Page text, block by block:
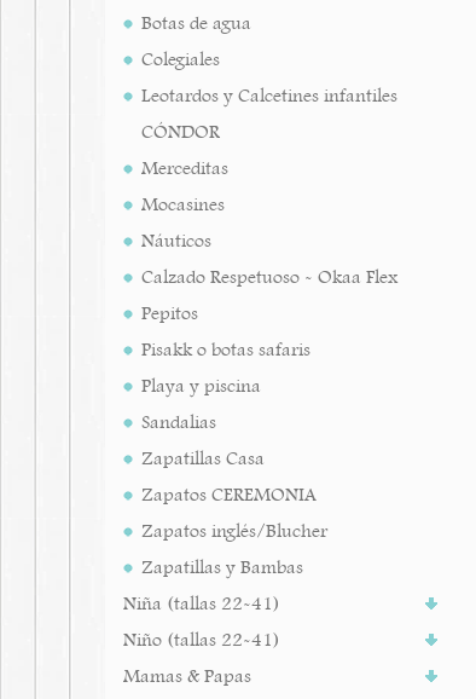
Botas de agua
Colegiales
Leotardos y Calcetines infantiles
CÓNDOR
Merceditas
Mocasines
Náuticos
Calzado Respetuoso - Okaa Flex
Pepitos
Pisakk o botas safaris
Playa y piscina
Sandalias
Zapatillas Casa
Zapatos CEREMONIA
Zapatos inglés/Blucher
Zapatillas y Bambas
Niña (tallas 22-41)
Niño (tallas 22-41)
Mamas & Papas